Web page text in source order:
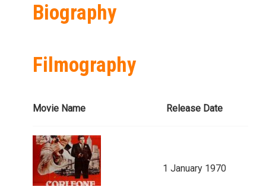
Biography
Filmography
Movie Name Release Date
1 January 1970